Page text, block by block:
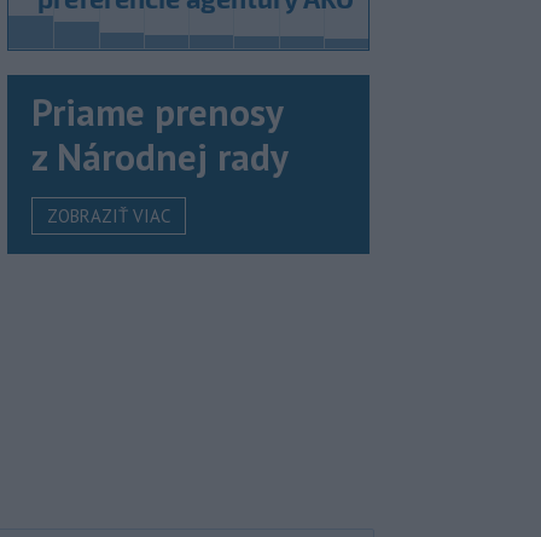
Priame prenosy
z Národnej rady
ZOBRAZIŤ VIAC